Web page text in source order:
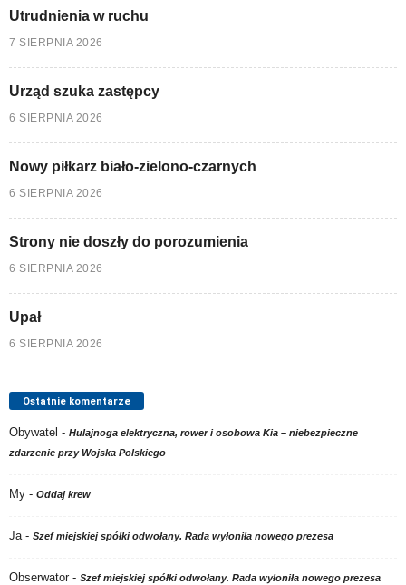
Utrudnienia w ruchu
7 SIERPNIA 2026
Urząd szuka zastępcy
6 SIERPNIA 2026
Nowy piłkarz biało-zielono-czarnych
6 SIERPNIA 2026
Strony nie doszły do porozumienia
6 SIERPNIA 2026
Upał
6 SIERPNIA 2026
Ostatnie komentarze
Obywatel - Hulajnoga elektryczna, rower i osobowa Kia – niebezpieczne
zdarzenie przy Wojska Polskiego
My - Oddaj krew
Ja- Szef miejskiej spółki odwołany. Rada wyłoniła nowego prezesa
Obserwator - Szef miejskiej spółki odwołany. Rada wyłoniła nowego prezesa